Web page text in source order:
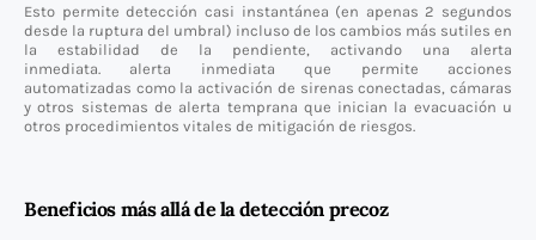
Esto permite detección casi instantánea (en apenas 2 segundos
desde la ruptura del umbral) incluso de los cambios más sutiles en
la estabilidad de la pendiente, activando una alerta
inmediata. alerta inmediata que permite acciones
automatizadas como la activación de sirenas conectadas, cámaras
y otros sistemas de alerta temprana que inician la evacuación u
otros procedimientos vitales de mitigación de riesgos.
Beneficios más allá de la detección precoz